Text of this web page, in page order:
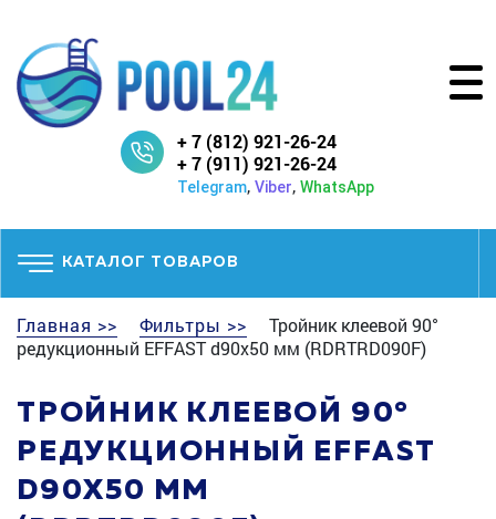
+ 7 (812) 921-26-24
+ 7 (911) 921-26-24
Telegram, Viber, WhatsApp
КАТАЛОГ ТОВАРОВ
Главная >> Фильтры >>
Тройник клеевой 90°
редукционный EFFAST d90x50 мм (RDRTRD090F)
ТРОЙНИК КЛЕЕВОЙ 90°
РЕДУКЦИОННЫЙ EFFAST
D90X50 ММ